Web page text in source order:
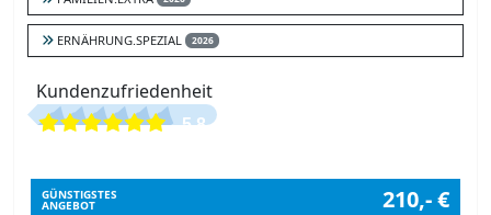
ERNÄHRUNG.SPEZIAL 2026
Kundenzufriedenheit
5.8
GÜNSTIGSTES
ANGEBOT 210,- €